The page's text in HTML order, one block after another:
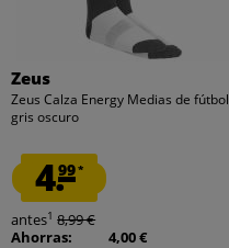
Zeus
Zeus Calza Energy Medias de fútbol
gris oscuro
4.99*
antes1 8,99 €
Ahorras:
4,00 €